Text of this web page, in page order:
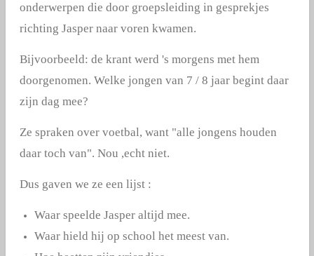
onderwerpen die door groepsleiding in gesprekjes
richting Jasper naar voren kwamen.
Bijvoorbeeld: de krant werd 's morgens met hem
doorgenomen. Welke jongen van 7 / 8 jaar begint daar
zijn dag mee?
Ze spraken over voetbal, want "alle jongens houden
daar toch van". Nou ,echt niet.
Dus gaven we ze een lijst :
Waar speelde Jasper altijd mee.
Waar hield hij op school het meest van.